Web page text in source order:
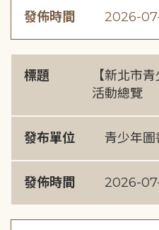
發佈時間 2026-
標題
【新北市
活動總覽
發布單位 青少年圖
發佈時間 2026-